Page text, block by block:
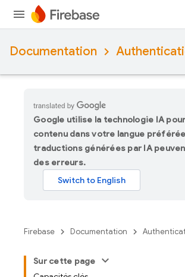
Documentation
Google utilise la technologie IA
contenu dans votre langue
traductions générées par IA
des erreurs.
Firebase Documentation
Sur cette page